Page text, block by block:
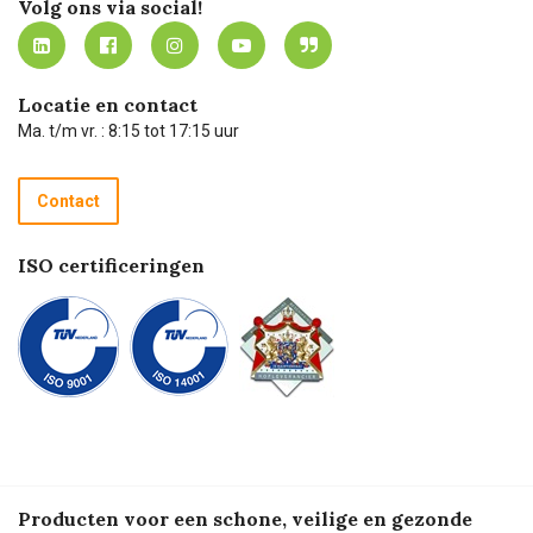
MVO
Mijn Carel Lurvink instructievideo's
Carel Lurvink App
Hulp op afstand
Technische dienst
Recycle programma
Betalen
Tevreden klanten
Carel Lurvink Blog
Carel de podcast
Volg ons via social!
Locatie en contact
Ma. t/m vr. : 8:15 tot 17:15 uur
Contact
ISO certificeringen
Producten voor een schone, veilige en gezonde